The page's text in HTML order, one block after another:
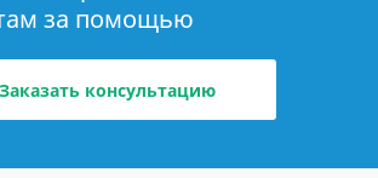
за помощью
Заказать консультацию